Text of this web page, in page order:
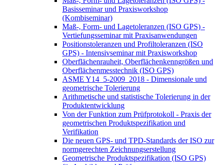
Basisseminar und Praxisworkshop
(Kombiseminar)
Maß-, Form- und Lagetoleranzen (ISO GPS) -
Vertiefungsseminar mit Praxisanwendungen
Positionstoleranzen und Profiltoleranzen (ISO
GPS) - Intensivseminar mit Praxisworkshop
Oberflächenrauheit, Oberflächenkenngrößen und
Oberflächenmesstechnik (ISO GPS)
ASME Y14_5-2009_2018 - Dimensionale und
geometrische Tolerierung
Arithmetische und statistische Tolerierung in der
Produktentwicklung
Von der Funktion zum Prüfprotokoll - Praxis der
geometrischen Produktspezifikation und
Verifikation
Die neuen GPS- und TPD-Standards der ISO zur
normgerechten Zeichnungserstellung
Geometrische Produktspezifikation (ISO GPS)